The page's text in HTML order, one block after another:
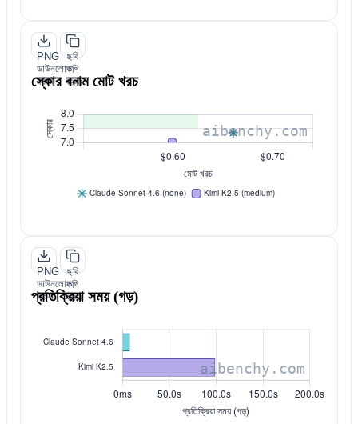
PNG
ডাউনলোড
করুন
ছবি
কপি
করুন
স্কোর বনাম মোট খরচ
PNG
ডাউনলোড
করুন
ছবি
কপি
করুন
প্রতিক্রিয়া সময় (গড়)